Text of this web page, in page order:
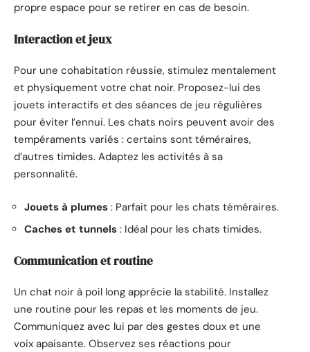
propre espace pour se retirer en cas de besoin.
Interaction et jeux
Pour une cohabitation réussie, stimulez mentalement
et physiquement votre chat noir. Proposez-lui des
jouets interactifs et des séances de jeu régulières
pour éviter l’ennui. Les chats noirs peuvent avoir des
tempéraments variés : certains sont téméraires,
d’autres timides. Adaptez les activités à sa
personnalité.
Jouets à plumes : Parfait pour les chats téméraires.
Caches et tunnels : Idéal pour les chats timides.
Communication et routine
Un chat noir à poil long apprécie la stabilité. Installez
une routine pour les repas et les moments de jeu.
Communiquez avec lui par des gestes doux et une
voix apaisante. Observez ses réactions pour